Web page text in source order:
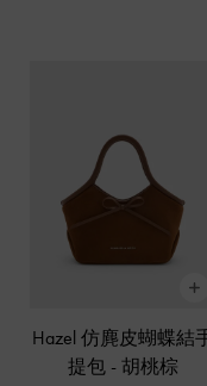
Hazel 仿麂皮蝴蝶結
提包 - 胡桃棕